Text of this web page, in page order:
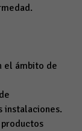
el ámbito de
instalaciones.